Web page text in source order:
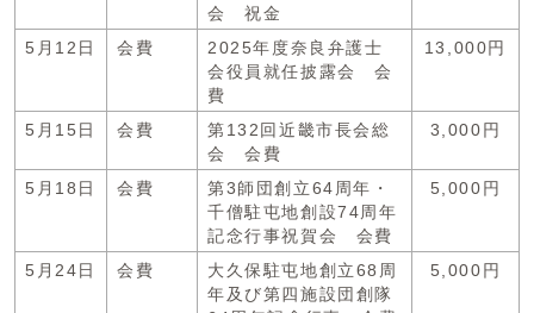
会 祝金
5月12日 会費
2025年度奈良弁護士
会役員就任披露会 会
費
13,000円
5月15日 会費
第132回近畿市長会総
会 会費
3,000円
5月18日 会費
第3師団創立64周年・
千僧駐屯地創設74周年
記念行事祝賀会 会費
5,000円
5月24日 会費
大久保駐屯地創立68周
年及び第四施設団創隊
5,000円